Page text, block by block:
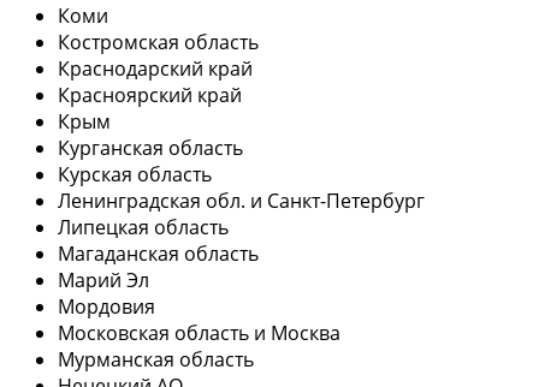
Коми
Костромская область
Краснодарский край
Красноярский край
Крым
Курганская область
Курская область
Ленинградская обл. и Санкт-Петербург
Липецкая область
Магаданская область
Марий Эл
Мордовия
Московская область и Москва
Мурманская область